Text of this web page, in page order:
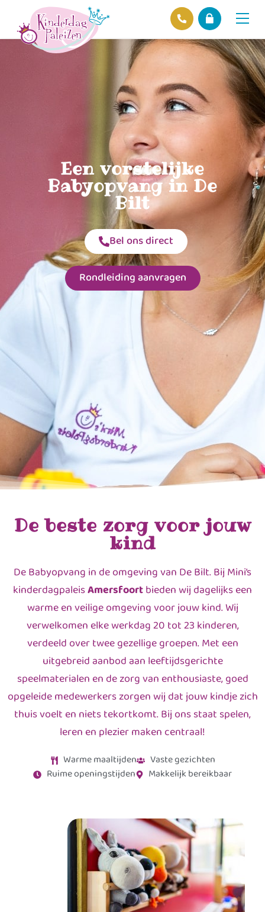
Een vorstelijke
Babyopvang in De
Bilt
Bel ons direct
Rondleiding aanvragen
De beste zorg voor jouw
kind
De Babyopvang in de omgeving van De Bilt. Bij Mini’s
kinderdagpaleisAmersfoortbieden wij dagelijks een
warme en veilige omgeving voor jouw kind. Wij
verwelkomen elke werkdag 20 tot 23 kinderen,
verdeeld over twee gezellige groepen. Met een
uitgebreid aanbod aan leeftijdsgerichte
speelmaterialen en de zorg van enthousiaste, goed
opgeleide medewerkers zorgen wij dat jouw kindje zich
thuis voelt en niets tekortkomt. Bij ons staat spelen,
leren en plezier maken centraal!
Warme maaltijden
Vaste gezichten
Ruime openingstijden
Makkelijk bereikbaar